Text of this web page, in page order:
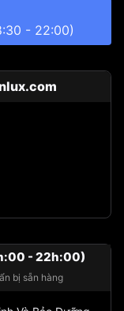
- 22:00)
- 22h:00)
bị sẵn hàng